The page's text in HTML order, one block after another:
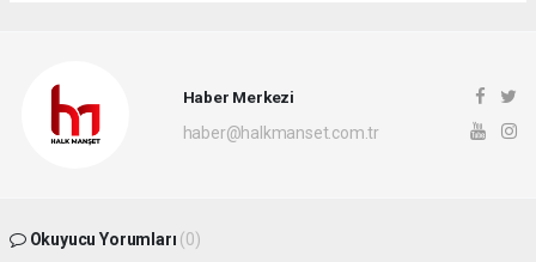
Haber Merkezi
haber@halkmanset.com.tr
Okuyucu Yorumları (0)